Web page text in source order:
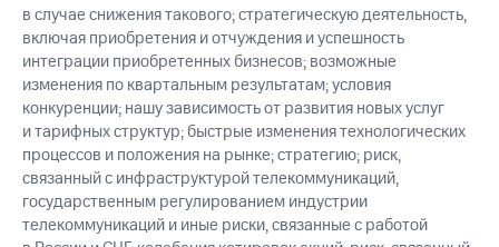
в случае снижения такового; стратегическую деятельность,
включая приобретения и отчуждения и успешность
интеграции приобретенных бизнесов; возможные
изменения по квартальным результатам; условия
конкуренции; нашу зависимость от развития новых услуг
и тарифных структур; быстрые изменения технологических
процессов и положения на рынке; стратегию; риск,
связанный с инфраструктурой телекоммуникаций,
государственным регулированием индустрии
телекоммуникаций и иные риски, связанные с работой